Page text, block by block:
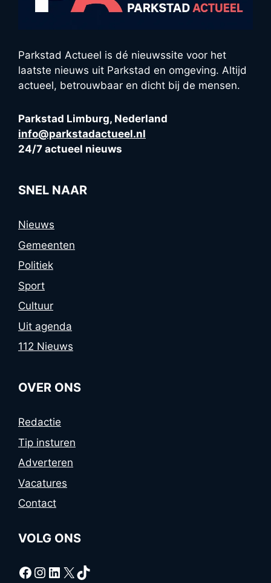
Parkstad Actueel is dé nieuwssite voor het
laatste nieuws uit Parkstad en omgeving. Altijd
actueel, betrouwbaar en dicht bij de mensen.
Parkstad Limburg, Nederland
info@parkstadactueel.nl
24/7 actueel nieuws
SNEL NAAR
Nieuws
Gemeenten
Politiek
Sport
Cultuur
Uit agenda
112 Nieuws
OVER ONS
Redactie
Tip insturen
Adverteren
Vacatures
Contact
VOLG ONS
Facebook
Instagram
LinkedIn
X TikTok